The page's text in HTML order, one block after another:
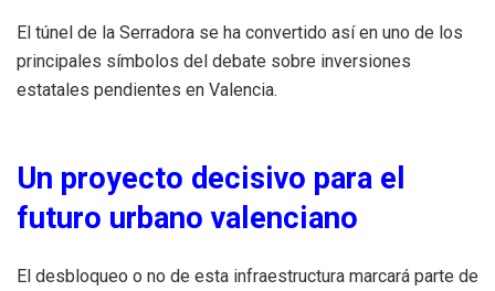
El túnel de la Serradora se ha convertido así en uno de los
principales símbolos del debate sobre inversiones
estatales pendientes en Valencia.
Un proyecto decisivo para el
futuro urbano valenciano
El desbloqueo o no de esta infraestructura marcará parte de